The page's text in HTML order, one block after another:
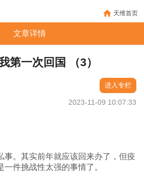
天维首页
文章详情
第一次回国 （3）
进入专栏
2023-11-09 10:07:33
事。其实前年就应该回来办了，但疫
件挑战性太强的事情了。